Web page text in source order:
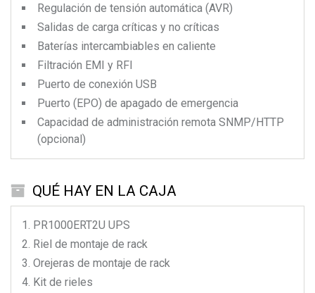
Regulación de tensión automática (AVR)
Salidas de carga críticas y no críticas
Baterías intercambiables en caliente
Filtración EMI y RFI
Puerto de conexión USB
Puerto (EPO) de apagado de emergencia
Capacidad de administración remota SNMP/HTTP
(opcional)
QUÉ HAY EN LA CAJA
PR1000ERT2U UPS
Riel de montaje de rack
Orejeras de montaje de rack
Kit de rieles